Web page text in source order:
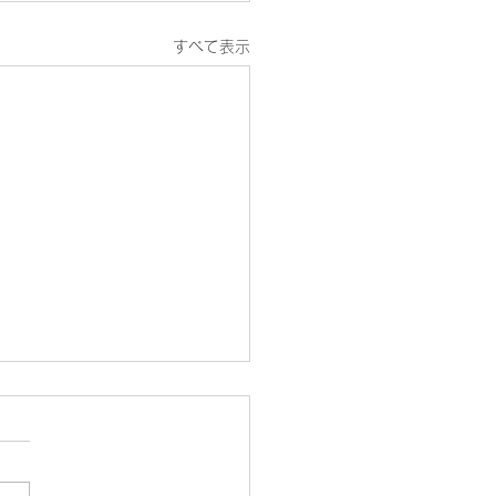
すべて表示
終日休診になります。 そ